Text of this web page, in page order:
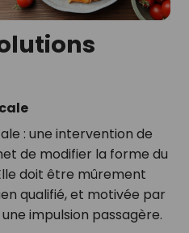
: une intervention de
de modifier la forme du
doit être mûrement
qualifié, et motivée par
impulsion passagère.